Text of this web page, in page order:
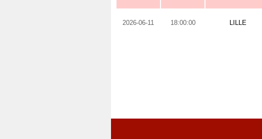
2026-06-11 18:00:00 LILLE